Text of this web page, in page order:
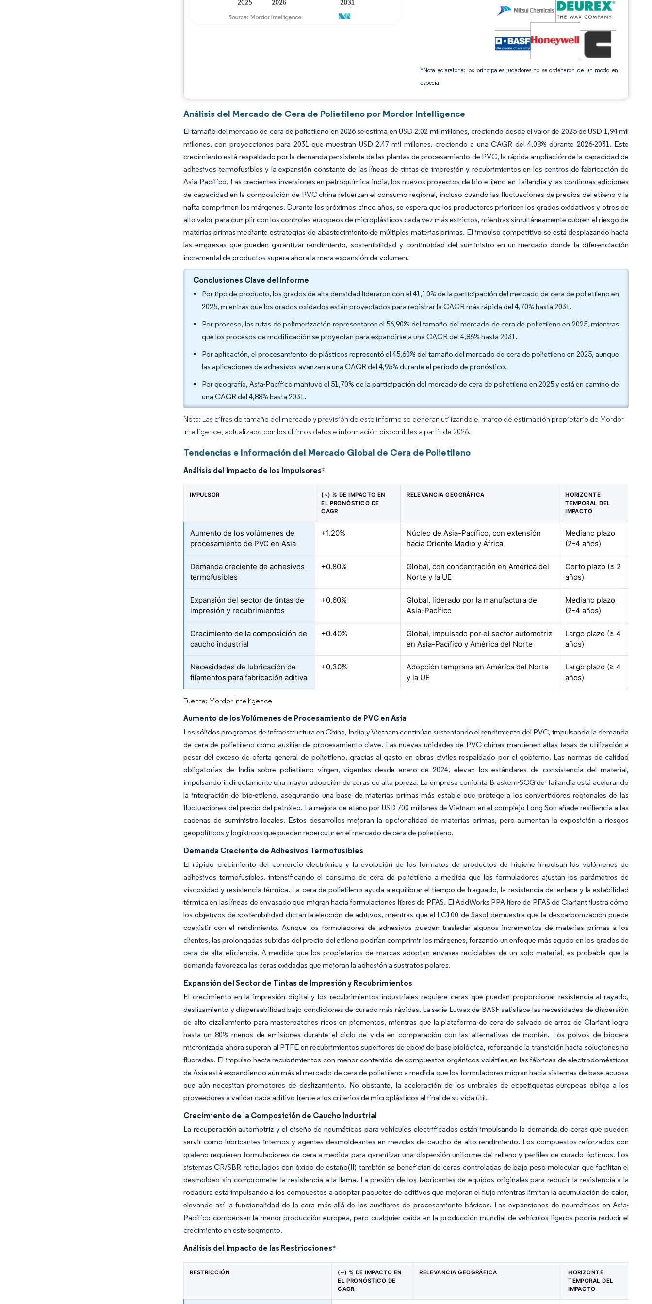
*Nota aclaratoria: los principales jugadores no se ordenaron de un modo en
especial
Análisis del Mercado de Cera de Polietileno por Mordor Intelligence
El tamaño del mercado de cera de polietileno en 2026 se estima en USD 2,02 mil millones, creciendo desde el valor de 2025 de USD 1,94 mil
millones, con proyecciones para 2031 que muestran USD 2,47 mil millones, creciendo a una CAGR del 4,08% durante 2026-2031. Este
crecimiento está respaldado por la demanda persistente de las plantas de procesamiento de PVC, la rápida ampliación de la capacidad de
adhesivos termofusibles y la expansión constante de las líneas de tintas de impresión y recubrimientos en los centros de fabricación de
Asia-Pacífico. Las crecientes inversiones en petroquímica india, los nuevos proyectos de bio-etileno en Tailandia y las continuas adiciones
de capacidad en la composición de PVC china refuerzan el consumo regional, incluso cuando las fluctuaciones de precios del etileno y la
nafta comprimen los márgenes. Durante los próximos cinco años, se espera que los productores prioricen los grados oxidativos y otros de
alto valor para cumplir con los controles europeos de microplásticos cada vez más estrictos, mientras simultáneamente cubren el riesgo de
materias primas mediante estrategias de abastecimiento de múltiples materias primas. El impulso competitivo se está desplazando hacia
las empresas que pueden garantizar rendimiento, sostenibilidad y continuidad del suministro en un mercado donde la diferenciación
incremental de productos supera ahora la mera expansión de volumen.
Conclusiones Clave del Informe
Por tipo de producto, los grados de alta densidad lideraron con el 41,10% de la participación del mercado de cera de polietileno en
2025, mientras que los grados oxidados están proyectados para registrar la CAGR más rápida del 4,70% hasta 2031.
Por proceso, las rutas de polimerización representaron el 56,90% del tamaño del mercado de cera de polietileno en 2025, mientras
que los procesos de modificación se proyectan para expandirse a una CAGR del 4,86% hasta 2031.
Por aplicación, el procesamiento de plásticos representó el 45,60% del tamaño del mercado de cera de polietileno en 2025, aunque
las aplicaciones de adhesivos avanzan a una CAGR del 4,95% durante el período de pronóstico.
Por geografía, Asia-Pacífico mantuvo el 51,70% de la participación del mercado de cera de polietileno en 2025 y está en camino de
una CAGR del 4,88% hasta 2031.
Nota: Las cifras de tamaño del mercado y previsión de este informe se generan utilizando el marco de estimación propietario de Mordor
Intelligence, actualizado con los últimos datos e información disponibles a partir de 2026.
Tendencias e Información del Mercado Global de Cera de Polietileno
Análisis del Impacto de los Impulsores*
IMPULSOR
(~) % DE IMPACTO EN
EL PRONÓSTICO DE
CAGR
RELEVANCIA GEOGRÁFICA
HORIZONTE
TEMPORAL DEL
IMPACTO
Aumento de los volúmenes de
procesamiento de PVC en Asia
+1.20%
Núcleo de Asia-Pacífico, con extensión
hacia Oriente Medio y África
Mediano plazo
(2-4 años)
Demanda creciente de adhesivos
termofusibles
+0.80%
Global, con concentración en América del
Norte y la UE
Corto plazo (≤ 2
años)
Expansión del sector de tintas de
impresión y recubrimientos
+0.60%
Global, liderado por la manufactura de
Asia-Pacífico
Mediano plazo
(2-4 años)
Crecimiento de la composición de
caucho industrial
+0.40%
Global, impulsado por el sector automotriz
en Asia-Pacífico y América del Norte
Largo plazo (≥ 4
años)
Necesidades de lubricación de
filamentos para fabricación aditiva
+0.30%
Adopción temprana en América del Norte
y la UE
Largo plazo (≥ 4
años)
Fuente: Mordor Intelligence
Aumento de los Volúmenes de Procesamiento de PVC en Asia
Los sólidos programas de infraestructura en China, India y Vietnam continúan sustentando el rendimiento del PVC, impulsando la demanda
de cera de polietileno como auxiliar de procesamiento clave. Las nuevas unidades de PVC chinas mantienen altas tasas de utilización a
pesar del exceso de oferta general de polietileno, gracias al gasto en obras civiles respaldado por el gobierno. Las normas de calidad
obligatorias de India sobre polietileno virgen, vigentes desde enero de 2024, elevan los estándares de consistencia del material,
impulsando indirectamente una mayor adopción de ceras de alta pureza. La empresa conjunta Braskem-SCG de Tailandia está acelerando
la integración de bio-etileno, asegurando una base de materias primas más estable que protege a los convertidores regionales de las
fluctuaciones del precio del petróleo. La mejora de etano por USD 700 millones de Vietnam en el complejo Long Son añade resiliencia a las
cadenas de suministro locales. Estos desarrollos mejoran la opcionalidad de materias primas, pero aumentan la exposición a riesgos
geopolíticos y logísticos que pueden repercutir en el mercado de cera de polietileno.
Demanda Creciente de Adhesivos Termofusibles
El rápido crecimiento del comercio electrónico y la evolución de los formatos de productos de higiene impulsan los volúmenes de
adhesivos termofusibles, intensificando el consumo de cera de polietileno a medida que los formuladores ajustan los parámetros de
viscosidad y resistencia térmica. La cera de polietileno ayuda a equilibrar el tiempo de fraguado, la resistencia del enlace y la estabilidad
térmica en las líneas de envasado que migran hacia formulaciones libres de PFAS. El AddWorks PPA libre de PFAS de Clariant ilustra cómo
los objetivos de sostenibilidad dictan la elección de aditivos, mientras que el LC100 de Sasol demuestra que la descarbonización puede
coexistir con el rendimiento. Aunque los formuladores de adhesivos pueden trasladar algunos incrementos de materias primas a los
clientes, las prolongadas subidas del precio del etileno podrían comprimir los márgenes, forzando un enfoque más agudo en los grados de
cera de alta eficiencia. A medida que los propietarios de marcas adoptan envases reciclables de un solo material, es probable que la
demanda favorezca las ceras oxidadas que mejoran la adhesión a sustratos polares.
Expansión del Sector de Tintas de Impresión y Recubrimientos
El crecimiento en la impresión digital y los recubrimientos industriales requiere ceras que puedan proporcionar resistencia al rayado,
deslizamiento y dispersabilidad bajo condiciones de curado más rápidas. La serie Luwax de BASF satisface las necesidades de dispersión
de alto cizallamiento para masterbatches ricos en pigmentos, mientras que la plataforma de cera de salvado de arroz de Clariant logra
hasta un 80% menos de emisiones durante el ciclo de vida en comparación con las alternativas de montán. Los polvos de biocera
micronizada ahora superan al PTFE en recubrimientos superiores de epoxi de base biológica, reforzando la transición hacia soluciones no
fluoradas. El impulso hacia recubrimientos con menor contenido de compuestos orgánicos volátiles en las fábricas de electrodomésticos
de Asia está expandiendo aún más el mercado de cera de polietileno a medida que los formuladores migran hacia sistemas de base acuosa
que aún necesitan promotores de deslizamiento. No obstante, la aceleración de los umbrales de ecoetiquetas europeas obliga a los
proveedores a validar cada aditivo frente a los criterios de microplásticos al final de su vida útil.
Crecimiento de la Composición de Caucho Industrial
La recuperación automotriz y el diseño de neumáticos para vehículos electrificados están impulsando la demanda de ceras que pueden
servir como lubricantes internos y agentes desmoldeantes en mezclas de caucho de alto rendimiento. Los compuestos reforzados con
grafeno requieren formulaciones de cera a medida para garantizar una dispersión uniforme del relleno y perfiles de curado óptimos. Los
sistemas CR/SBR reticulados con óxido de estaño(II) también se benefician de ceras controladas de bajo peso molecular que facilitan el
desmoldeo sin comprometer la resistencia a la llama. La presión de los fabricantes de equipos originales para reducir la resistencia a la
rodadura está impulsando a los compuestos a adoptar paquetes de aditivos que mejoran el flujo mientras limitan la acumulación de calor,
elevando así la funcionalidad de la cera más allá de los auxiliares de procesamiento básicos. Las expansiones de neumáticos en Asia-
Pacífico compensan la menor producción europea, pero cualquier caída en la producción mundial de vehículos ligeros podría reducir el
crecimiento en este segmento.
Análisis del Impacto de las Restricciones*
RESTRICCIÓN
(~) % DE IMPACTO EN
EL PRONÓSTICO DE
CAGR
RELEVANCIA GEOGRÁFICA
HORIZONTE
TEMPORAL DEL
IMPACTO